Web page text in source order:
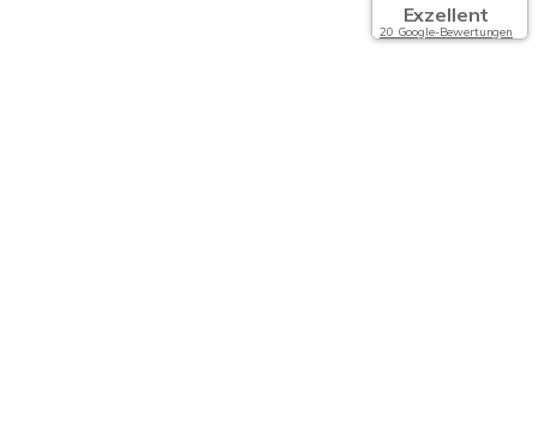
Exzellent
20 Google-Bewertungen